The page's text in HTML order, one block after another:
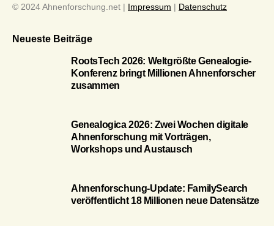
© 2024 Ahnenforschung.net | Impressum | Datenschutz
Neueste Beiträge
RootsTech 2026: Weltgrößte Genealogie-
Konferenz bringt Millionen Ahnenforscher
zusammen
Genealogica 2026: Zwei Wochen digitale
Ahnenforschung mit Vorträgen,
Workshops und Austausch
Ahnenforschung-Update: FamilySearch
veröffentlicht 18 Millionen neue Datensätze